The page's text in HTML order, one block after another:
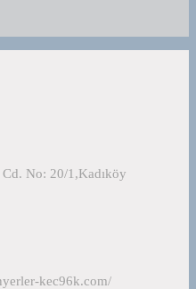
No: 20/1,Kadıköy
kec96k.com/